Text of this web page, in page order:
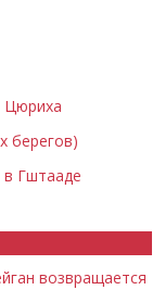
Цюриха
берегов)
в Гштааде
возвращается